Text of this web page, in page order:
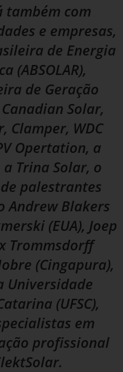
também com
e empresas,
de Energia
(ABSOLAR),
de Geração
Solar,
Clamper, WDC
Opertation, a
a Trina Solar, o
palestrantes
Andrew Blakers
(EUA), Joep
Trommsdorff
(Cingapura),
Universidade
(UFSC),
em
profissional